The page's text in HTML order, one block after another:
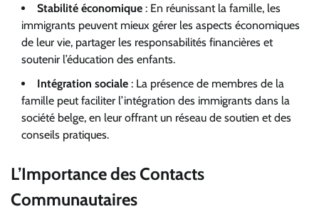
Stabilité économique : En réunissant la famille, les
immigrants peuvent mieux gérer les aspects économiques
de leur vie, partager les responsabilités financières et
soutenir l’éducation des enfants.
Intégration sociale : La présence de membres de la
famille peut faciliter l’intégration des immigrants dans la
société belge, en leur offrant un réseau de soutien et des
conseils pratiques.
L’Importance des Contacts
Communautaires